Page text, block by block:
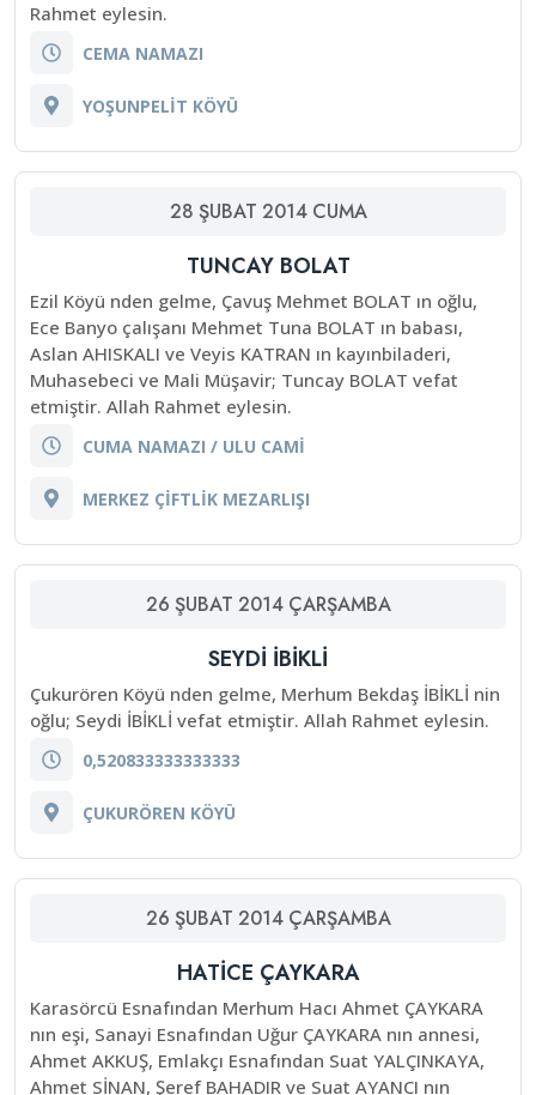
Rahmet eylesin.
CEMA NAMAZI
YOŞUNPELİT KÖYÜ
28 ŞUBAT 2014 CUMA
TUNCAY BOLAT
Ezil Köyü nden gelme, Çavuş Mehmet BOLAT ın oğlu,
Ece Banyo çalışanı Mehmet Tuna BOLAT ın babası,
Aslan AHISKALI ve Veyis KATRAN ın kayınbiladeri,
Muhasebeci ve Mali Müşavir; Tuncay BOLAT vefat
etmiştir. Allah Rahmet eylesin.
CUMA NAMAZI / ULU CAMİ
MERKEZ ÇİFTLİK MEZARLIŞI
26 ŞUBAT 2014 ÇARŞAMBA
SEYDİ İBİKLİ
Çukurören Köyü nden gelme, Merhum Bekdaş İBİKLİ nin
oğlu; Seydi İBİKLİ vefat etmiştir. Allah Rahmet eylesin.
0,520833333333333
ÇUKURÖREN KÖYÜ
26 ŞUBAT 2014 ÇARŞAMBA
HATİCE ÇAYKARA
Karasörcü Esnafından Merhum Hacı Ahmet ÇAYKARA
nın eşi, Sanayi Esnafından Uğur ÇAYKARA nın annesi,
Ahmet AKKUŞ, Emlakçı Esnafından Suat YALÇINKAYA,
Ahmet SİNAN, Şeref BAHADIR ve Suat AYANCI nın